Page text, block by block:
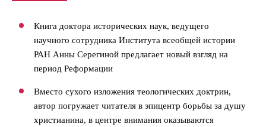
Книга доктора исторических наук, ведущего
научного сотрудника Института всеобщей истории
РАН Анны Серегиной предлагает новый взгляд на
период Реформации
Вместо сухого изложения теологических доктрин,
автор погружает читателя в эпицентр борьбы за душу
христианина, в центре внимания оказываются